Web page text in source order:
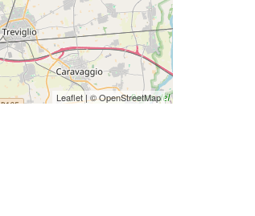
Leaflet| ©OpenStreetMap